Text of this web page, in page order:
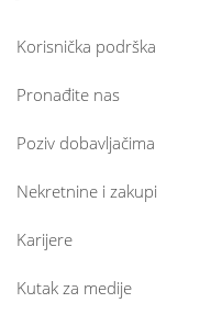
Korisnička podrška
Pronađite nas
Poziv dobavljačima
Nekretnine i zakupi
Karijere
Kutak za medije